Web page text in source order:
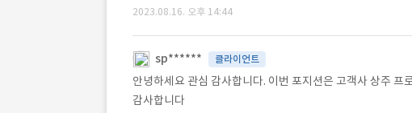
2023.08.16. 오후 14:44
sp****** 클라이언트
안녕하세요 관심 감사합니다. 이번 포지션은 고객사 상주 프
감사합니다